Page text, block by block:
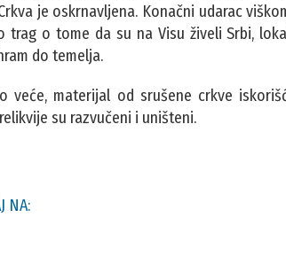
je oskrnavljena. Konačni udarac
trag o tome da su na Visu živeli Srbi,
do temelja.
veće, materijal od srušene crkve
su razvučeni i uništeni.
NA: